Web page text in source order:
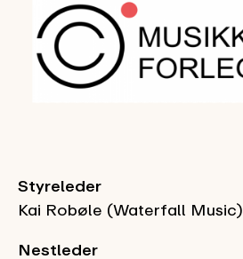
Styreleder
Kai Robøle (Waterfall Music)
Nestleder